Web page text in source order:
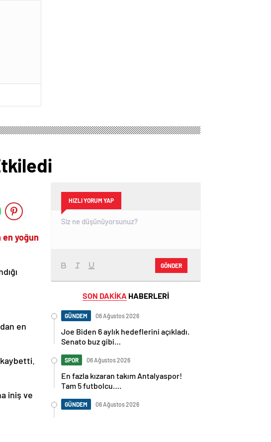
en yoğun
en
kaybetti.
iniş ve
HIZLI YORUM YAP
GÖNDER
SON DAKİKA HABERLERİ
GÜNDEM 06 Ağustos 2026
Joe Biden 6 aylık hedeflerini açıkladı.
Senato buz gibi…
SPOR 06 Ağustos 2026
En fazla kızaran takım Antalyaspor!
Tam 5 futbolcu….
GÜNDEM 06 Ağustos 2026